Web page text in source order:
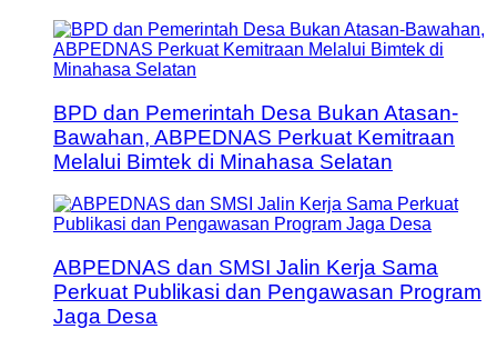
BPD dan Pemerintah Desa Bukan Atasan-
Bawahan, ABPEDNAS Perkuat Kemitraan
Melalui Bimtek di Minahasa Selatan
ABPEDNAS dan SMSI Jalin Kerja Sama
Perkuat Publikasi dan Pengawasan Program
Jaga Desa